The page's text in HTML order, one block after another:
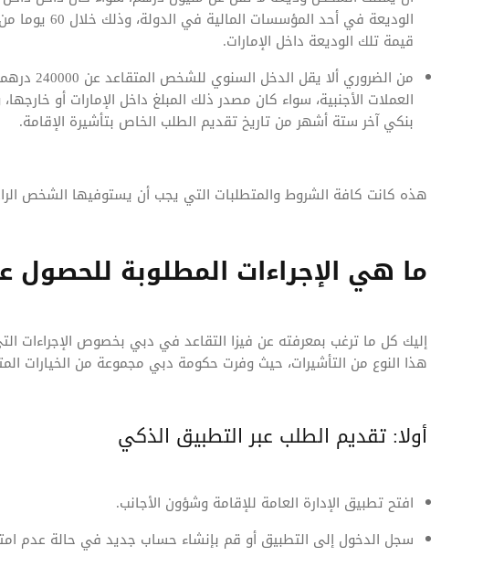
الوديعة في أحد
قيمة تلك الوديعة داخل الإمارات.
من
العملات الأجنبية، سواء كان مصدر ذلك المبلغ داخل الإمارات أو
بنكي آخر ستة أشهر من تاريخ تقديم الطلب الخاص بتأشيرة الإقامة.
هذه كانت كافة الشروط والمتطلبات التي يجب أن يستوفيها الشخص
ما هي الإجراءات المطلوبة للحصول
إليك كل ما ترغب بمعرفته عن فيزا التقاعد في دبي بخصوص الإجراءات
هذا النوع من التأشيرات، حيث وفرت حكومة دبي مجموعة من الخيارات
أولا: تقديم الطلب عبر التطبيق الذكي
افتح تطبيق الإدارة العامة للإقامة وشؤون الأجانب.
سجل الدخول إلى التطبيق أو قم بإنشاء حساب جديد في حالة عدم